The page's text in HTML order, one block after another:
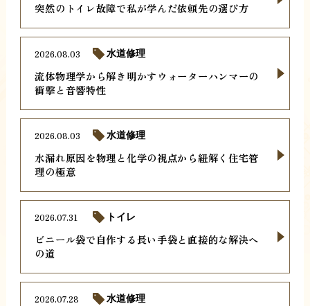
突然のトイレ故障で私が学んだ依頼先の選び方
流体物理学から解き明かすウォーターハンマーの
衝撃と音響特性
2026.08.03 水道修理
水漏れ原因を物理と化学の視点から紐解く住宅管
理の極意
2026.08.03 水道修理
ビニール袋で自作する長い手袋と直接的な解決へ
の道
2026.07.31 トイレ
2026.07.28 水道修理